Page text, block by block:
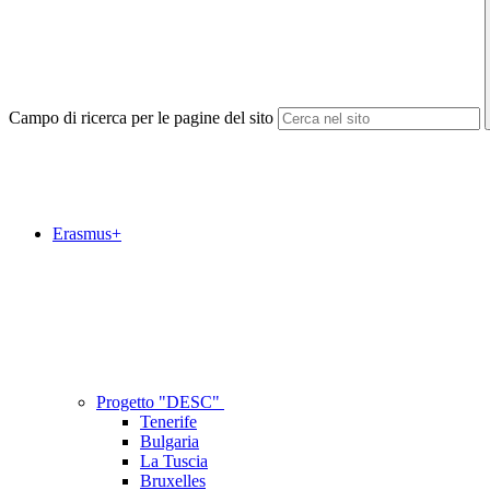
Campo di ricerca per le pagine del sito
Erasmus+
Progetto "DESC"
Tenerife
Bulgaria
La Tuscia
Bruxelles